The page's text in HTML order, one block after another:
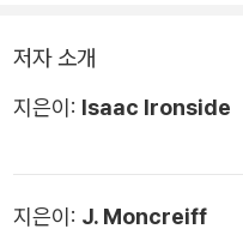
저자 소개
지은이: Isaac Ironside
지은이: J. Moncreiff